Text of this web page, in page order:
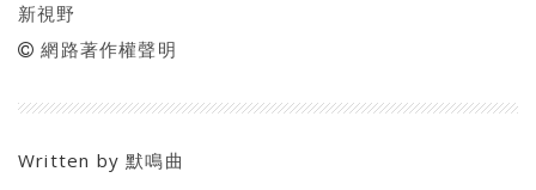
新視野
網路著作權聲明
Written by默鳴曲